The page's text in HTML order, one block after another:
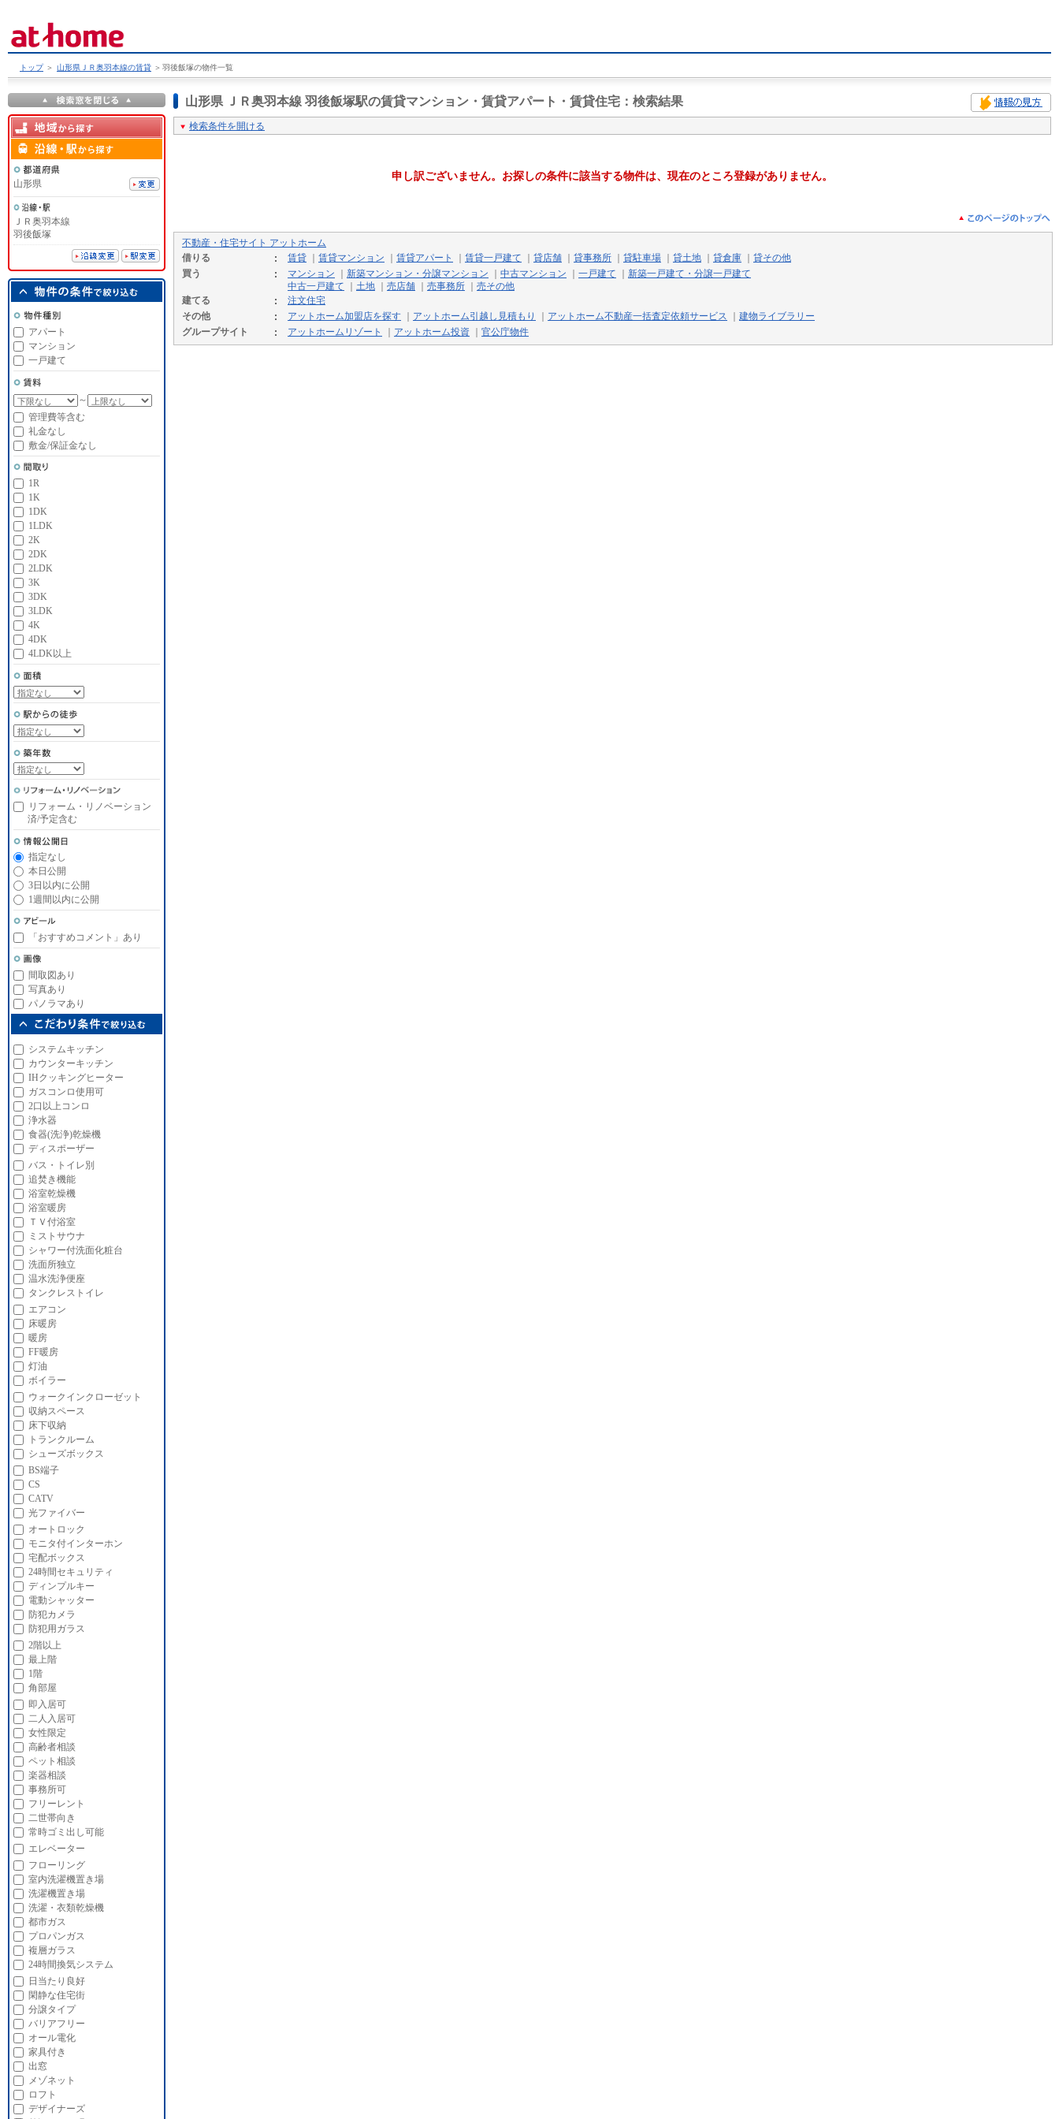
トップ ＞ 山形県ＪＲ奥羽本線の賃貸 ＞ 羽後飯塚の物件一覧
山形県 ＪＲ奥羽本線 羽後飯塚駅の賃貸マンション・賃貸アパート・賃貸住宅 ：検索結果
検索条件を開ける
申し訳ございません。お探しの条件に該当する物件は、現在のところ登録がありません。
不動産・住宅サイト アットホーム
借りる
賃貸 賃貸マンション 賃貸アパート 賃貸一戸建て 貸店舗 貸事務所 貸駐車場 貸土地 貸倉庫
貸その他
買う
マンション 新築マンション・分譲マンション 中古マンション 一戸建て
新築一戸建て・分譲一戸建て
中古一戸建て
土地 売店舗 売事務所
売その他
建てる
注文住宅
その他
アットホーム加盟店を探す アットホーム引越し見積もり アットホーム不動産一括査定依頼サービス
建物ライブラリー
グループサイト
アットホームリゾート アットホーム投資 官公庁物件
山形県
ＪＲ奥羽本線
羽後飯塚
アパート
マンション
一戸建て
～
管理費等含む
礼金なし
敷金/保証金なし
1R
1K
1DK
1LDK
2K
2DK
2LDK
3K
3DK
3LDK
4K
4DK
4LDK以上
リフォーム・リノベーション
済/予定含む
指定なし
本日公開
3日以内に公開
1週間以内に公開
「おすすめコメント」あり
間取図あり
写真あり
パノラマあり
システムキッチン
カウンターキッチン
IHクッキングヒーター
ガスコンロ使用可
2口以上コンロ
浄水器
食器(洗浄)乾燥機
ディスポーザー
バス・トイレ別
追焚き機能
浴室乾燥機
浴室暖房
ＴＶ付浴室
ミストサウナ
シャワー付洗面化粧台
洗面所独立
温水洗浄便座
タンクレストイレ
エアコン
床暖房
暖房
FF暖房
灯油
ボイラー
ウォークインクローゼット
収納スペース
床下収納
トランクルーム
シューズボックス
BS端子
CS
CATV
光ファイバー
オートロック
モニタ付インターホン
宅配ボックス
24時間セキュリティ
ディンプルキー
電動シャッター
防犯カメラ
防犯用ガラス
2階以上
最上階
1階
角部屋
即入居可
二人入居可
女性限定
高齢者相談
ペット相談
楽器相談
事務所可
フリーレント
二世帯向き
常時ゴミ出し可能
エレベーター
フローリング
室内洗濯機置き場
洗濯機置き場
洗濯・衣類乾燥機
都市ガス
プロパンガス
複層ガラス
24時間換気システム
日当たり良好
閑静な住宅街
分譲タイプ
バリアフリー
オール電化
家具付き
出窓
メゾネット
ロフト
デザイナーズ